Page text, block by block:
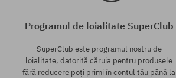
Programul de loialitate SuperClub
SuperClub este programul nostru de
loialitate, datorită căruia pentru produsele
fără reducere poți primi în contul tău până la